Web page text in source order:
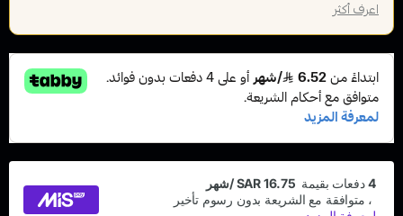
اعرف أكثر